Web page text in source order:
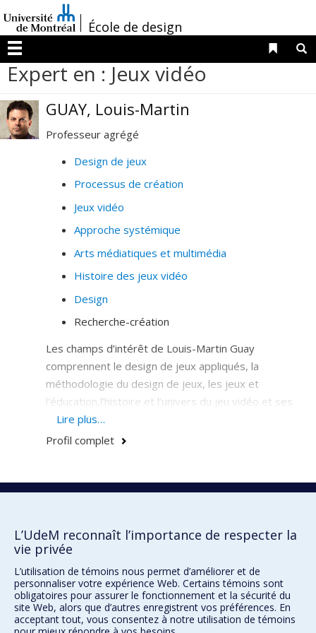
au
contenu
/École de design
Menu
Liens
Expert en : Jeux vidéo
GUAY, Louis-Martin
Professeur agrégé
Design de jeux
Processus de création
Jeux vidéo
Approche systémique
Arts médiatiques et multimédia
Histoire des jeux vidéo
Design
Recherche-création
Les champs d’intérêt de Louis-Martin Guay
comprennent le design de jeux appliqués, la
méthodologie du design de jeux, les jeux et
l'éducation,l’histoire et l’univers du jeu vidéo et ses
liens avec la culture. Il s’intéresse en particulier aux
interactions et aux jeux scéniques, au design de jeux à
vidéoludiques.
Lire plus…
Profil complet
École d'architecture
École d'urbanisme et d'architecture de paysage
Faculté de l'aménagement
Plan du site
L’UdeM reconnaît l’importance de respecter la
vie privée
L’utilisation de témoins nous permet d’améliorer et de
personnaliser votre expérience Web. Certains témoins sont
obligatoires pour assurer le fonctionnement et la sécurité du
site Web, alors que d’autres enregistrent vos préférences. En
acceptant tout, vous consentez à notre utilisation de témoins